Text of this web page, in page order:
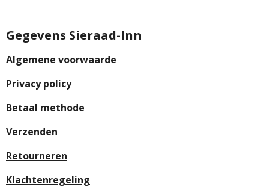
Gegevens Sieraad-Inn
Algemene voorwaarde
Privacy policy
Betaal methode
Verzenden
Retourneren
Klachtenregeling